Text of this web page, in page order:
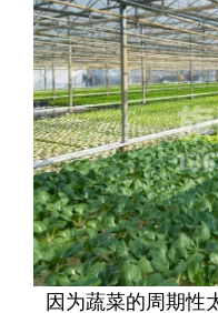
因为蔬菜的周期性